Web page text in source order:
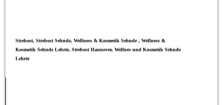
Strebost, Strebost Sehnde, Wellness & Kosmetik Sehnde , Wellness &
Kosmetik Sehnde Lehrte, Strebost Hannover, Wellnes und Kosmetik Sehnde
Lehrte